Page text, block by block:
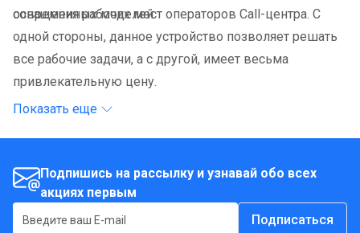
современных моделей.
оснащения рабочих мест операторов Call-центра. С
одной стороны, данное устройство позволяет решать
все рабочие задачи, а с другой, имеет весьма
привлекательную цену.
Показать еще
Подпишись на рассылку и узнавай обо всех
акциях первым
Подписаться